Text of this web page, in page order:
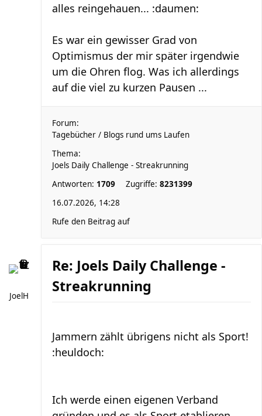
alles reingehauen... :daumen:
Es war ein gewisser Grad von
Optimismus der mir später irgendwie
um die Ohren flog. Was ich allerdings
auf die viel zu kurzen Pausen ...
Forum:
Tagebücher / Blogs rund ums Laufen
Thema:
Joels Daily Challenge - Streakrunning
Antworten: 1709 Zugriffe: 8231399
16.07.2026, 14:28
Rufe den Beitrag auf
JoelH
Re: Joels Daily Challenge -
Streakrunning
Jammern zählt übrigens nicht als Sport!
:heuldoch:
Ich werde einen eigenen Verband